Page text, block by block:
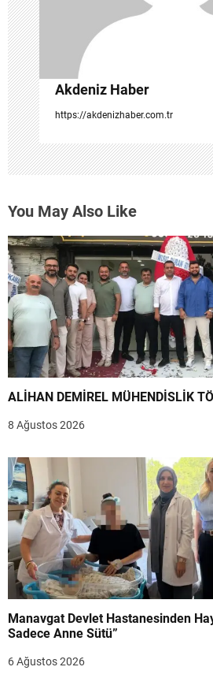
i
Akdeniz Haber
https://akdenizhaber.com.tr
You May Also Like
ALİHAN DEMİREL MÜHENDİSLİK
8 Ağustos 2026
Manavgat Devlet Hastanesinden
Sadece Anne Sütü”
6 Ağustos 2026